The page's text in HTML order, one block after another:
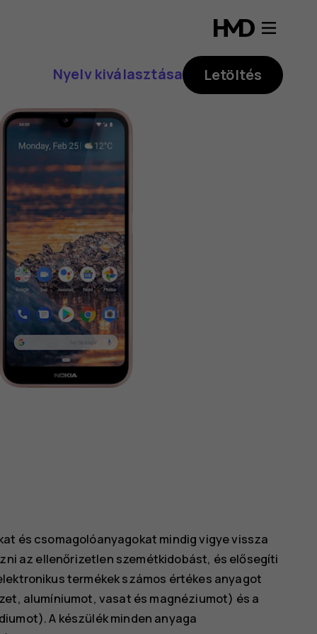
Nyelv kiválasztása Letöltés
és csomagolóanyagokat mindig vigye vissza
az ellenőrizetlen szemétkidobást, és elősegíti
termékek számos értékes anyagot
alumíniumot, vasat és magnéziumot) és a
A készülék minden anyaga